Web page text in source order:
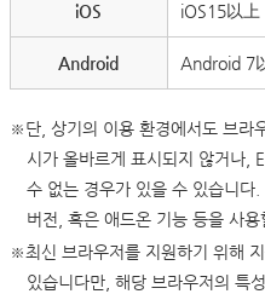
iOS iOS15以上
Android Android 7
※단, 상기의 이용 환경에서도 브라
시가 올바르게 표시되지 않거나,
수 없는 경우가 있을 수 있습니다
버전, 혹은 애드온 기능 등을 사
※최신 브라우저를 지원하기 위해
있습니다만, 해당 브라우저의 특